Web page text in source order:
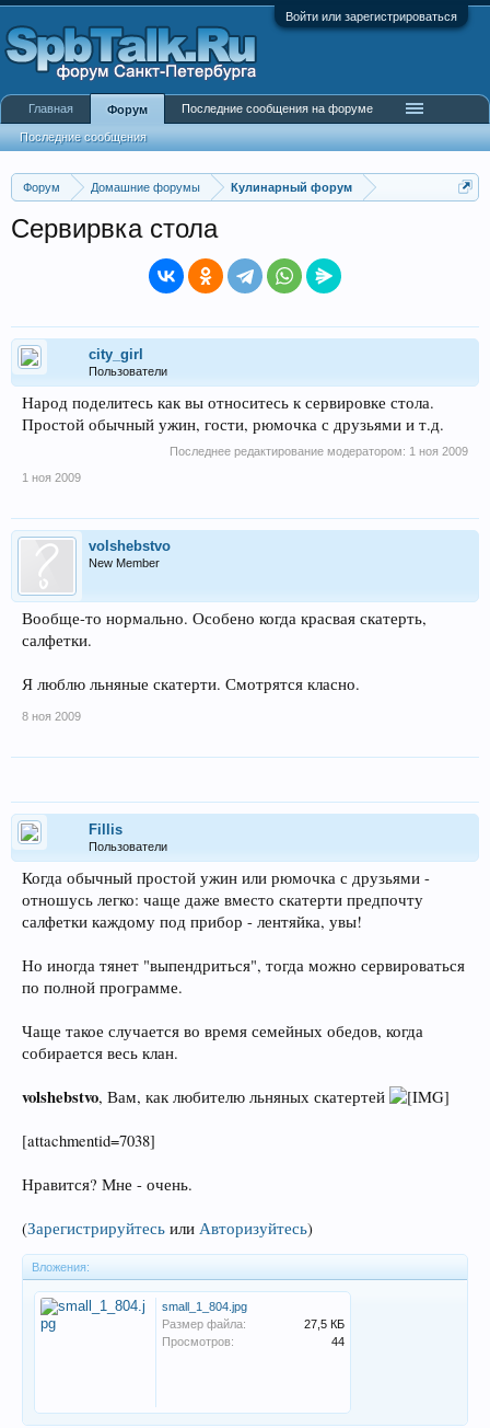
Войти или зарегистрироваться
Форум Домашние форумы Кулинарный форум
Сервирвка стола
city_girl
Пользователи
Народ поделитесь как вы относитесь к сервировке стола.
Простой обычный ужин, гости, рюмочка с друзьями и т.д.
Последнее редактирование модератором: 1 ноя 2009
1 ноя 2009
volshebstvo
New Member
Вообще-то нормально. Особено когда красвая скатерть,
салфетки.
Я люблю льняные скатерти. Смотрятся класно.
8 ноя 2009
Fillis
Пользователи
Когда обычный простой ужин или рюмочка с друзьями -
отношусь легко: чаще даже вместо скатерти предпочту
салфетки каждому под прибор - лентяйка, увы!
Но иногда тянет "выпендриться", тогда можно сервироваться
по полной программе.
Чаще такое случается во время семейных обедов, когда
собирается весь клан.
volshebstvo, Вам, как любителю льняных скатертей
[attachmentid=7038]
Нравится? Мне - очень.
(Зарегистрируйтесь или Авторизуйтесь)
Вложения:
small_1_804.jpg
Размер файла:
27,5 КБ
Просмотров:
44
Главная Форум
Последние сообщения
Последние сообщения на форуме